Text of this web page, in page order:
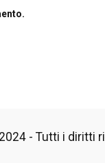
- Tutti i diritti